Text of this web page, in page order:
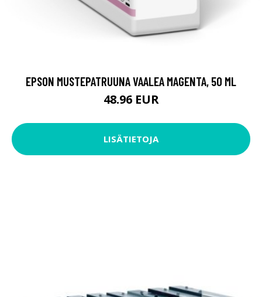
EPSON MUSTEPATRUUNA VAALEA MAGENTA, 50 ML
48.96 EUR
LISÄTIETOJA